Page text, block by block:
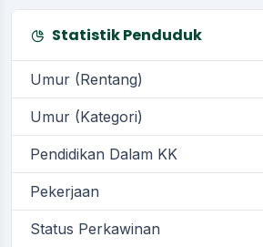
Statistik Penduduk
Umur (Rentang)
Umur (Kategori)
Pendidikan Dalam KK
Pekerjaan
Status Perkawinan